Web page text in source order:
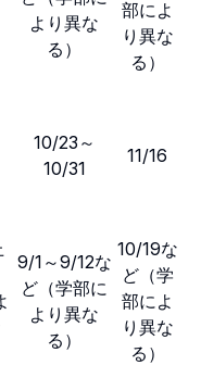
より異な
る）
部によ
り異な
る）
10/23～
10/31
11/16
9/1～9/12な
ど（学部に
より異な
る）
10/19な
ど（学
部によ
り異な
る）